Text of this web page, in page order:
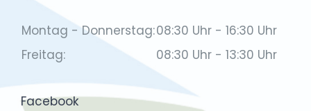
Montag - Donnerstag:08:30 Uhr - 16:30 Uhr
Freitag:
08:30 Uhr - 13:30 Uhr
Facebook